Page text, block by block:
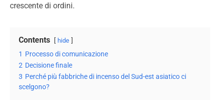
crescente di ordini.
Contents hide
1 Processo di comunicazione
2 Decisione finale
3 Perché più fabbriche di incenso del Sud-est asiatico ci
scelgono?